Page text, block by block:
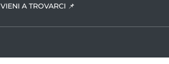
VIENI A TROVARCI 📌